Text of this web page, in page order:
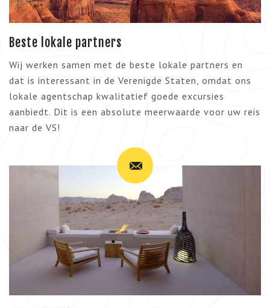
Beste lokale partners
Wij werken samen met de beste lokale partners en
dat is interessant in de Verenigde Staten, omdat ons
lokale agentschap kwalitatief goede excursies
aanbiedt. Dit is een absolute meerwaarde voor uw reis
naar de VS!